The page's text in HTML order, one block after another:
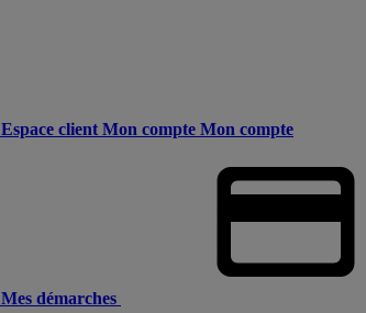
Espace client Mon compte Mon compte
Mes démarches